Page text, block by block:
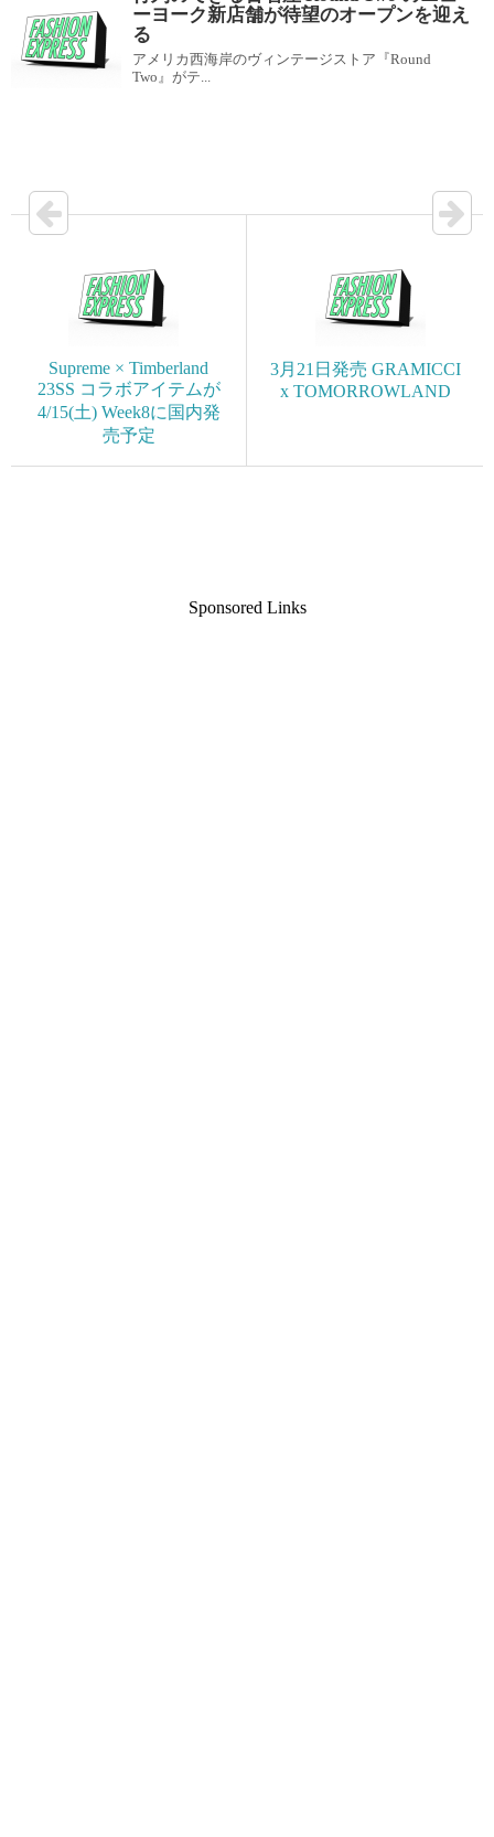
ーヨーク新店舗が待望のオープンを迎え
る
アメリカ西海岸のヴィンテージストア『Round
Two』がテ...
Supreme × Timberland
23SS コラボアイテムが
4/15(土) Week8に国内発
売予定
3月21日発売 GRAMICCI
x TOMORROWLAND
Sponsored Links